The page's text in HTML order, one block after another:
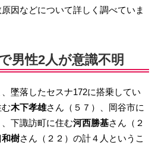
因などについて詳しく調べていま
男性2人が意識不明
墜落したセスナ172に搭乗してい
木下孝雄さん（５７）、岡谷市に
下諏訪町に住む河西勝基さん（２
樹さん（２２）の計４人というこ